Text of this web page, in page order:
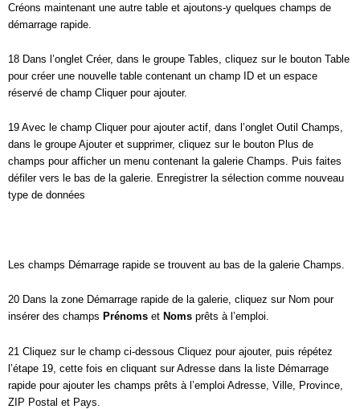
Créons maintenant une autre table et ajoutons-y quelques champs de
démarrage rapide.
18 Dans l’onglet Créer, dans le groupe Tables, cliquez sur le bouton Table
pour créer une nouvelle table contenant un champ ID et un espace
réservé de champ Cliquer pour ajouter.
19 Avec le champ Cliquer pour ajouter actif, dans l’onglet Outil Champs,
dans le groupe Ajouter et supprimer, cliquez sur le bouton Plus de
champs pour afficher un menu contenant la galerie Champs. Puis faites
défiler vers le bas de la galerie. Enregistrer la sélection comme nouveau
type de données
Les champs Démarrage rapide se trouvent au bas de la galerie Champs.
20 Dans la zone Démarrage rapide de la galerie, cliquez sur Nom pour
insérer des champs Prénoms et Noms prêts à l’emploi.
21 Cliquez sur le champ ci-dessous Cliquez pour ajouter, puis répétez
l’étape 19, cette fois en cliquant sur Adresse dans la liste Démarrage
rapide pour ajouter les champs prêts à l’emploi Adresse, Ville, Province,
ZIP Postal et Pays.